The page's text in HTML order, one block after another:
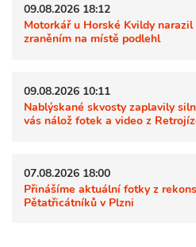
09.08.2026 18:12
Motorkář u Horské Kvildy narazil
zraněním na místě podlehl
09.08.2026 10:11
Nablýskané skvosty zaplavily
vás nálož fotek a video z
07.08.2026 18:00
Přinášíme aktuální fotky z
Pětatřicátníků v Plzni